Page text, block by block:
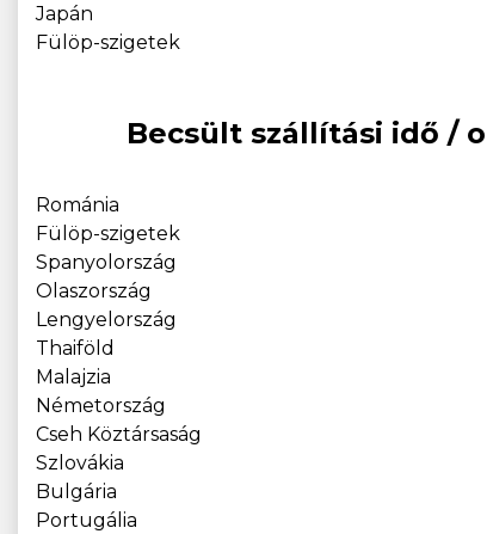
Japán
Fülöp-szigetek
Becsült szállítási idő /
Románia
Fülöp-szigetek
Spanyolország
Olaszország
Lengyelország
Thaiföld
Malajzia
Németország
Cseh Köztársaság
Szlovákia
Bulgária
Portugália